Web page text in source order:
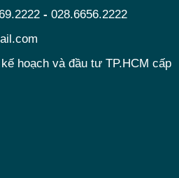
- 028.6656.2222
hoạch và đầu tư TP.HCM cấp